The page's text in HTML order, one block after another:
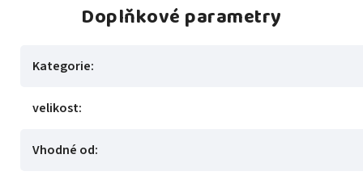
Doplňkové parametry
Kategorie:
velikost:
Vhodné od: